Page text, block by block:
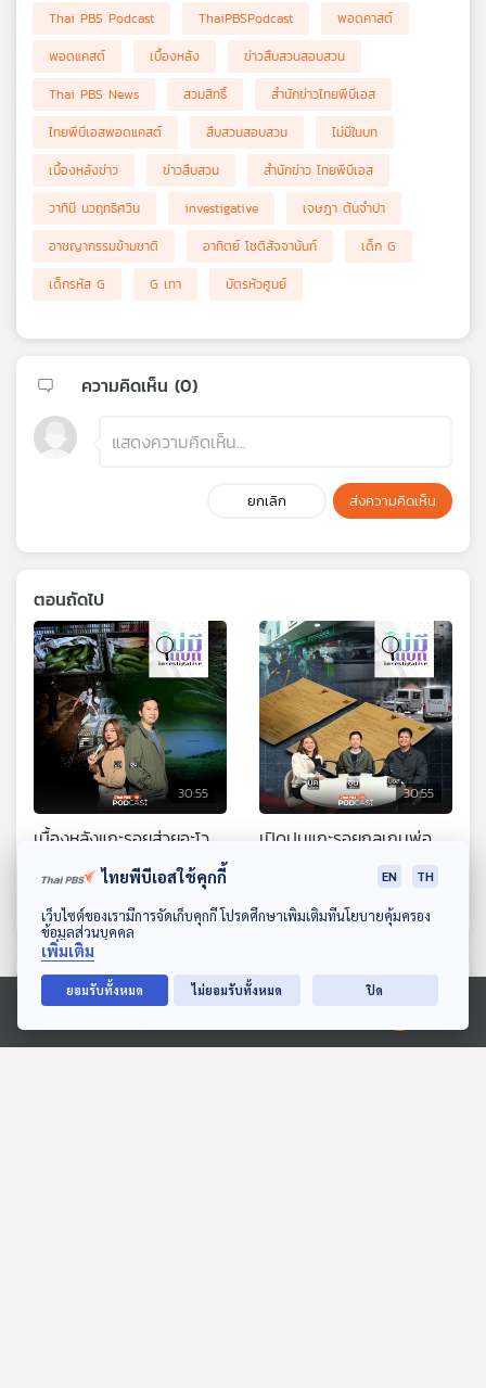
ดาวน์โหลด Thai PBS Podcast Application
Ⓒ 2020 องค์การกระจายเสียงและแพร่ภาพสาธารณะแห่งประเทศไทย
Thai PBS Podcast
ThaiPBSPodcast
พอดคาสต์
พอดแคสต์
เบื้องหลัง
ข่าวสืบสวนสอบสวน
Thai PBS News
สวมสิทธิ์
สำนักข่าวไทยพีบีเอส
ไทยพีบีเอสพอดแคสต์
สืบสวนสอบสวน
ไม่มีในบท
เบื้องหลังข่าว
ข่าวสืบสวน
สำนักข่าว ไทยพีบีเอส
วาทินี นวฤทธิศวิน
investigative
เจษฎา ต้นจำปา
อาชญากรรมข้ามชาติ
อาทิตย์ โชติสัจจานันท์
เด็ก G
เด็กรหัส G
G เทา บัตรหัวศูนย์
ความคิดเห็น (0)
ยกเลิก ส่งความคิดเห็น
ตอนถัดไป
30:55
เบื้องหลังแกะรอยส่วยอะโว
คาโดเวียดนามเถื่อนข้ามโขง
30:55
เปิดปมแกะรอยกลเกมพ่อ
ตอนที่เกี่ยวข้อง
ไทยพีบีเอสใช้คุกกี้ EN TH
เว็บไซต์ของเรามีการจัดเก็บคุกกี้ โปรดศึกษาเพิ่มเติมที่นโยบายคุ้มครอง
ข้อมูลส่วนบุคคล
เพิ่มเติม
ยอมรับทั้งหมด ไม่ยอมรับทั้งหมด ปิด